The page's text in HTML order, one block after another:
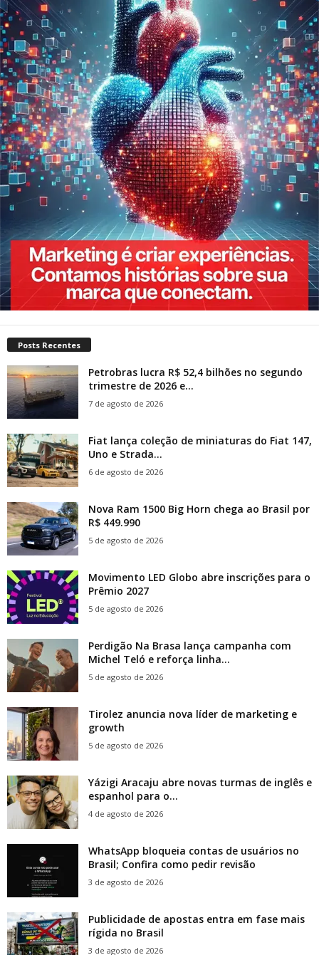
Posts Recentes
Petrobras lucra R$ 52,4 bilhões no segundo
trimestre de 2026 e...
7 de agosto de 2026
Fiat lança coleção de miniaturas do Fiat 147,
Uno e Strada...
6 de agosto de 2026
Nova Ram 1500 Big Horn chega ao Brasil por
R$ 449.990
5 de agosto de 2026
Movimento LED Globo abre inscrições para o
Prêmio 2027
5 de agosto de 2026
Perdigão Na Brasa lança campanha com
Michel Teló e reforça linha...
5 de agosto de 2026
Tirolez anuncia nova líder de marketing e
growth
5 de agosto de 2026
Yázigi Aracaju abre novas turmas de inglês e
espanhol para o...
4 de agosto de 2026
WhatsApp bloqueia contas de usuários no
Brasil; Confira como pedir revisão
3 de agosto de 2026
Publicidade de apostas entra em fase mais
rígida no Brasil
3 de agosto de 2026